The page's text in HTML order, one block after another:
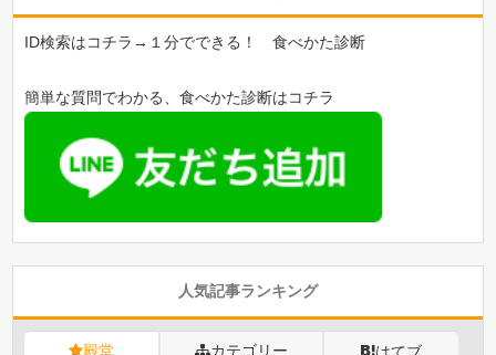
ID検索はコチラ→１分でできる！ 食べかた診断
簡単な質問でわかる、食べかた診断はコチラ
人気記事ランキング
殿堂 カテゴリー はてブ